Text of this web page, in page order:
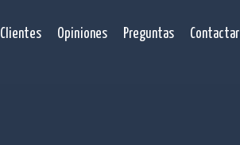
Clientes Opiniones Preguntas Contactar